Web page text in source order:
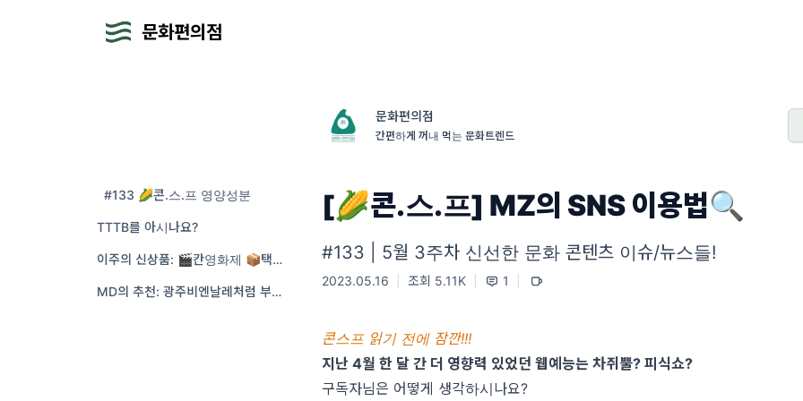
문화편의점
#133 🌽콘.스.프 영양성분
TTTB를 아시나요?
이주의 신상품: 🎬칸영화제 📦택배기사 ✍️미국작가파업 💸망사용료
MD의 추천: 광주비엔날레처럼 부드럽고 여리게💧
문화편의점
간편하게 꺼내 먹는 문화트렌드
[🌽콘.스.프] MZ의 SNS 이용법🔍
#133 | 5월 3주차 신선한 문화 콘텐츠 이슈/뉴스들!
2023.05.16 조회 5.11K 1
콘스프 읽기 전에 잠깐!!!
지난 4월 한 달 간 더 영향력 있었던 웹예능는 차쥐뿔? 피식쇼?
구독자님은 어떻게 생각하시나요?